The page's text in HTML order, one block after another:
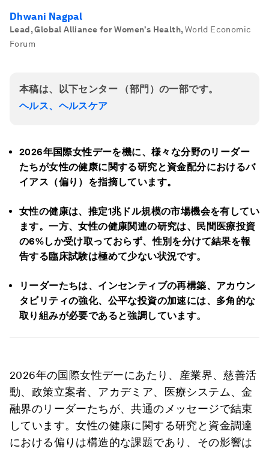
Dhwani Nagpal
Lead, Global Alliance for Women’s Health, World Economic
Forum
本稿は、以下センター （部門）の一部です。
ヘルス、ヘルスケア
2026年国際女性デーを機に、様々な分野のリーダー
たちが女性の健康に関する研究と資金配分におけるバ
イアス（偏り）を指摘しています。
女性の健康は、推定1兆ドル規模の市場機会を有してい
ます。一方、女性の健康関連の研究は、民間医療投資
の6%しか受け取っておらず、性別を分けて結果を報
告する臨床試験は極めて少ない状況です。
リーダーたちは、インセンティブの再構築、アカウン
タビリティの強化、公平な投資の加速には、多角的な
取り組みが必要であると強調しています。
2026年の国際女性デーにあたり、産業界、慈善活
動、政策立案者、アカデミア、医療システム、金
融界のリーダーたちが、共通のメッセージで結束
しています。女性の健康に関する研究と資金調達
における偏りは構造的な課題であり、その影響は